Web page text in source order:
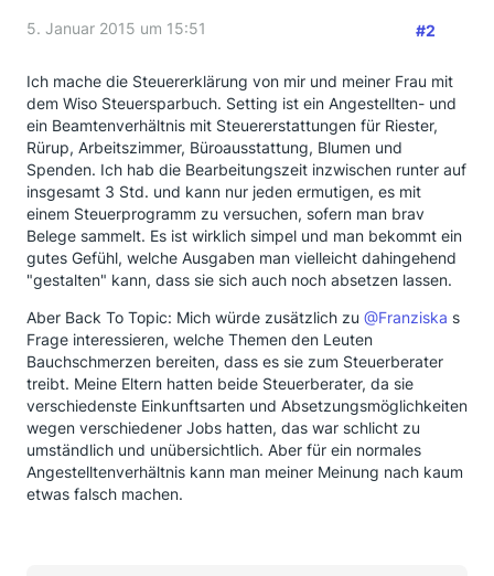
5. Januar 2015 um 15:51 #2
Ich mache die Steuererklärung von mir und meiner Frau mit
dem Wiso Steuersparbuch. Setting ist ein Angestellten- und
ein Beamtenverhältnis mit Steuererstattungen für Riester,
Rürup, Arbeitszimmer, Büroausstattung, Blumen und
Spenden. Ich hab die Bearbeitungszeit inzwischen runter auf
insgesamt 3 Std. und kann nur jeden ermutigen, es mit
einem Steuerprogramm zu versuchen, sofern man brav
Belege sammelt. Es ist wirklich simpel und man bekommt ein
gutes Gefühl, welche Ausgaben man vielleicht dahingehend
"gestalten" kann, dass sie sich auch noch absetzen lassen.
Aber Back To Topic: Mich würde zusätzlich zu @Franziska s
Frage interessieren, welche Themen den Leuten
Bauchschmerzen bereiten, dass es sie zum Steuerberater
treibt. Meine Eltern hatten beide Steuerberater, da sie
verschiedenste Einkunftsarten und Absetzungsmöglichkeiten
wegen verschiedener Jobs hatten, das war schlicht zu
umständlich und unübersichtlich. Aber für ein normales
Angestelltenverhältnis kann man meiner Meinung nach kaum
etwas falsch machen.